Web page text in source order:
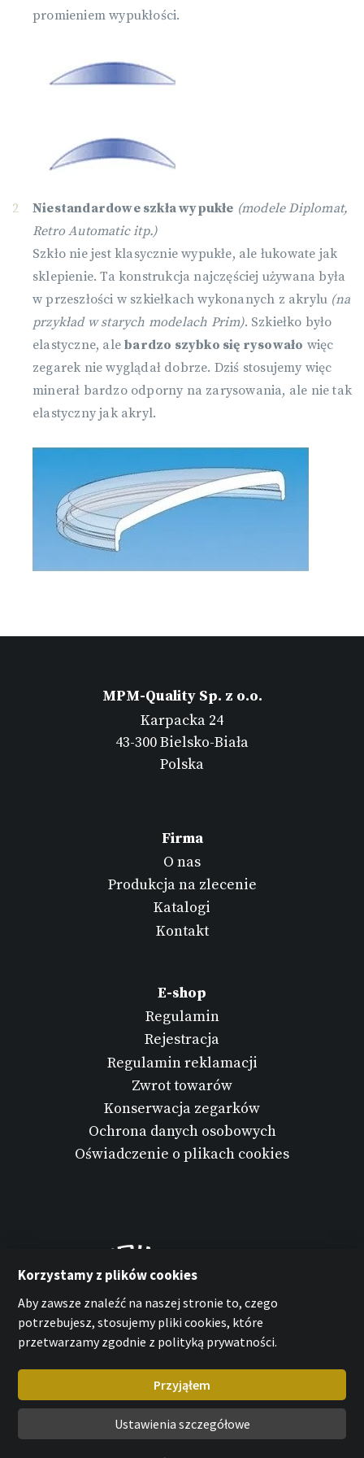
promieniem wypukłości.
Niestandardowe szkła wypukłe (modele Diplomat,
Retro Automatic itp.)
Szkło nie jest klasycznie wypukłe, ale łukowate jak
sklepienie. Ta konstrukcja najczęściej używana była
w przeszłości w szkiełkach wykonanych z akrylu (na
przykład w starych modelach Prim). Szkiełko było
elastyczne, alebardzo szybko się rysowało więc
zegarek nie wyglądał dobrze. Dziś stosujemy więc
minerał bardzo odporny na zarysowania, ale nie tak
elastyczny jak akryl.
MPM-Quality Sp. z o.o.
Karpacka 24
43-300 Bielsko-Biała
Polska
Firma
O nas
Produkcja na zlecenie
Katalogi
Kontakt
E-shop
Regulamin
Rejestracja
Regulamin reklamacji
Zwrot towarów
Konserwacja zegarków
Ochrona danych osobowych
Oświadczenie o plikach cookies
MPM-Quality Sp. z o.o. 2026
Korzystamy z plików cookies
Aby zawsze znaleźć na naszej stronie to, czego
potrzebujesz, stosujemy pliki cookies, które
przetwarzamy zgodnie z polityką prywatności.
Przyjąłem
Ustawienia szczegółowe